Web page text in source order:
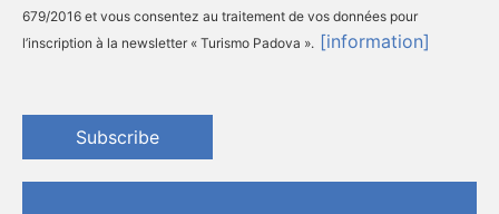
679/2016 et vous consentez au traitement de vos données pour
l’inscription à la newsletter « Turismo Padova ». [information]
Subscribe